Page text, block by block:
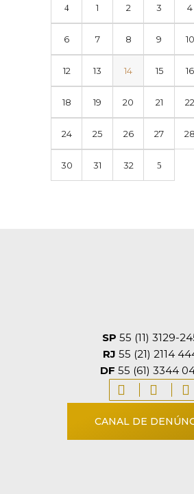
1 2 3 4
6 7 8 9 10
12 13 14 15 16
18 19 20 21 22
24 25 26 27 28
30 31 32
CANAL DE
SP 55 (11) 3129-
RJ 55 (21) 2114
DF 55 (61) 3344